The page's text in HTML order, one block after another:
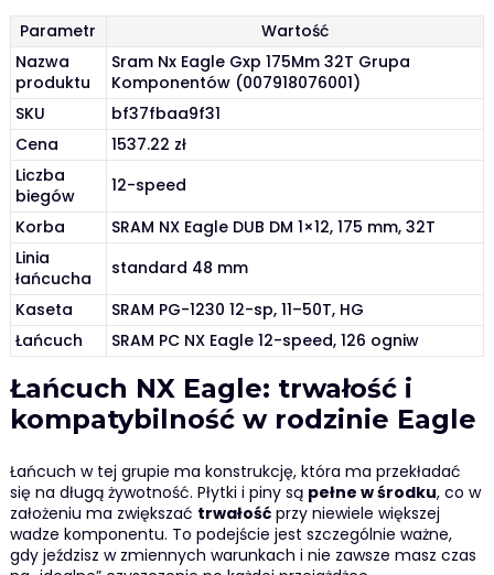
Parametr
Wartość
Nazwa
produktu
Sram Nx Eagle Gxp 175Mm 32T Grupa
Komponentów (007918076001)
SKU
bf37fbaa9f31
Cena
1537.22 zł
Liczba
biegów
12-speed
Korba
SRAM NX Eagle DUB DM 1×12, 175 mm, 32T
Linia
łańcucha
standard 48 mm
Kaseta
SRAM PG-1230 12-sp, 11–50T, HG
Łańcuch
SRAM PC NX Eagle 12-speed, 126 ogniw
Łańcuch NX Eagle: trwałość i
kompatybilność w rodzinie Eagle
Łańcuch w tej grupie ma konstrukcję, która ma przekładać
się na długą żywotność. Płytki i piny są pełne w środku, co w
założeniu ma zwiększać trwałośćprzy niewiele większej
wadze komponentu. To podejście jest szczególnie ważne,
gdy jeździsz w zmiennych warunkach i nie zawsze masz czas